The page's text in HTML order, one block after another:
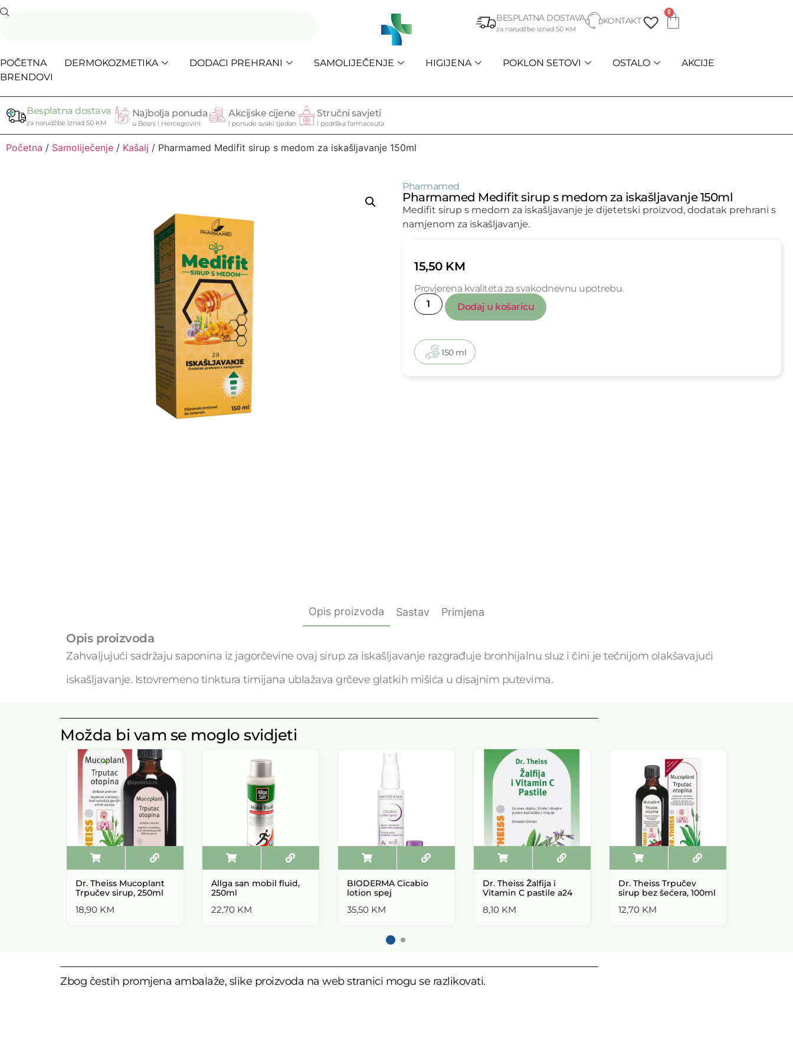
BESPLATNA DOSTAVA
za narudžbe iznad 50 KM
KONTAKT
0
POČETNA DERMOKOZMETIKA DODACI PREHRANI SAMOLIJEČENJE HIGIJENA POKLON SETOVI OSTALO
AKCIJE
BRENDOVI
Besplatna dostava
za narudžbe iznad 50 KM
Najbolja ponuda
u Bosni i Hercegovini
Akcijske cijene
i ponude svaki tjedan
Stručni savjeti
i podrška farmaceuta
Početna / Samoliječenje / Kašalj / Pharmamed Medifit sirup s medom za iskašljavanje 150ml
Pharmamed
Pharmamed Medifit sirup s medom za iskašljavanje 150ml
Medifit sirup s medom za iskašljavanje je dijetetski proizvod, dodatak prehrani s
namjenom za iskašljavanje.
15,50 KM
Provjerena kvaliteta za svakodnevnu upotrebu.
Dodaj u košaricu
150 ml
Opis proizvoda Sastav Primjena
Opis proizvoda
Zahvaljujući sadržaju saponina iz jagorčevine ovaj sirup za iskašljavanje razgrađuje bronhijalnu sluz i čini je tečnijom olakšavajući
iskašljavanje. Istovremeno tinktura timijana ublažava grčeve glatkih mišića u disajnim putevima.
Možda bi vam se moglo svidjeti
Dr. Theiss Mucoplant
Trpučev sirup, 250ml
18,90 KM
Allga san mobil fluid,
250ml
22,70 KM
BIODERMA Cicabio
lotion spej
35,50 KM
Dr. Theiss Žalfija i
Vitamin C pastile a24
8,10 KM
Dr. Theiss Trpučev
sirup bez šećera, 100ml
12,70 KM
Zbog čestih promjena ambalaže, slike proizvoda na web stranici mogu se razlikovati.